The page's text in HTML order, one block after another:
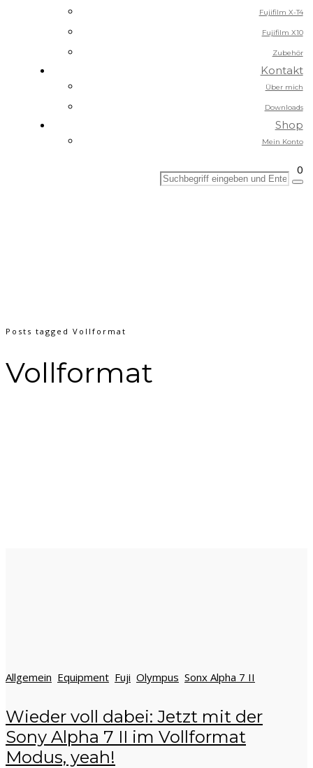
Fujifilm X-T4
Fujifilm X10
Zubehör
Kontakt
Über mich
Downloads
Shop
Mein Konto
0
Posts tagged Vollformat
Vollformat
Allgemein Equipment Fuji Olympus Sonx Alpha 7 II
Wieder voll dabei: Jetzt mit der
Sony Alpha 7 II im Vollformat
Modus, yeah!